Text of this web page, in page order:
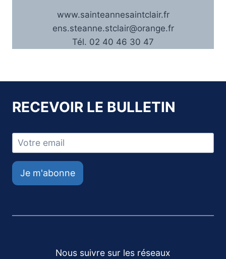
www.sainteannesaintclair.fr
ens.steanne.stclair@orange.fr
Tél. 02 40 46 30 47
RECEVOIR LE BULLETIN
Je m'abonne
Nous suivre sur les réseaux